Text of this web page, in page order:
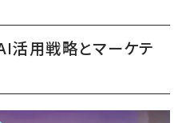
活用戦略とマーケテ